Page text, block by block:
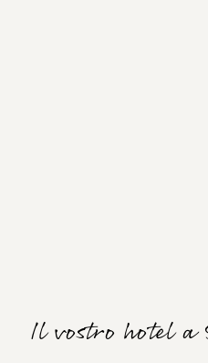
Il vostro hotel a